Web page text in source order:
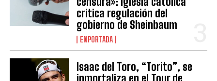
critica regulación del
gobierno de Sheinbaum
ENPORTADA
Isaac del Toro, “Torito”, se
inmortaliza en el Tour de